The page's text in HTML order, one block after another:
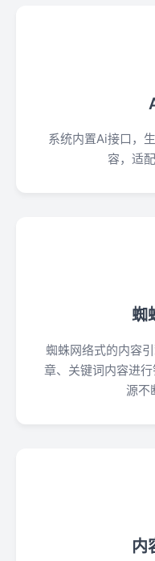
系统内置Ai接口，
容，适
蜘
蜘蛛网络式的内容
章、关键词内容进
源不
内